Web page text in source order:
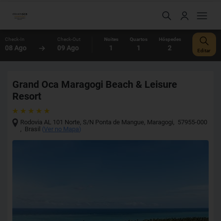
Check-In
08 Ago
Check-Out
09 Ago
Noites
1
Quartos
1
Hóspedes
2 Editar
Grand Oca Maragogi Beach & Leisure
Resort
Rodovia AL 101 Norte, S/N Ponta de Mangue, Maragogi, 57955-000
, Brasil (Ver no Mapa)